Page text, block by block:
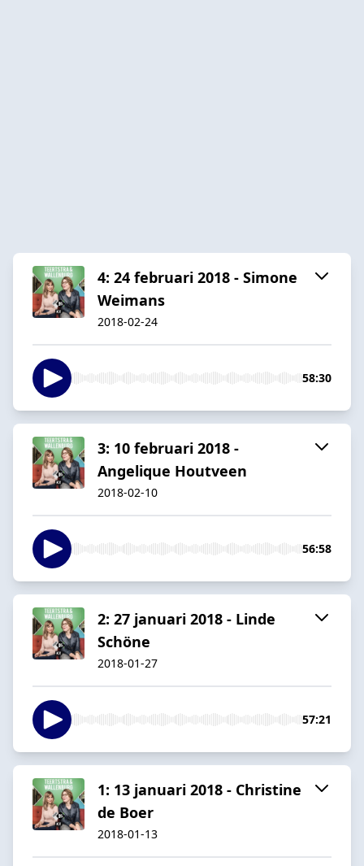
4: 24 februari 2018 - Simone
Weimans
2018-02-24
58:30
3: 10 februari 2018 -
Angelique Houtveen
2018-02-10
56:58
2: 27 januari 2018 - Linde
Schöne
2018-01-27
57:21
1: 13 januari 2018 - Christine
de Boer
2018-01-13